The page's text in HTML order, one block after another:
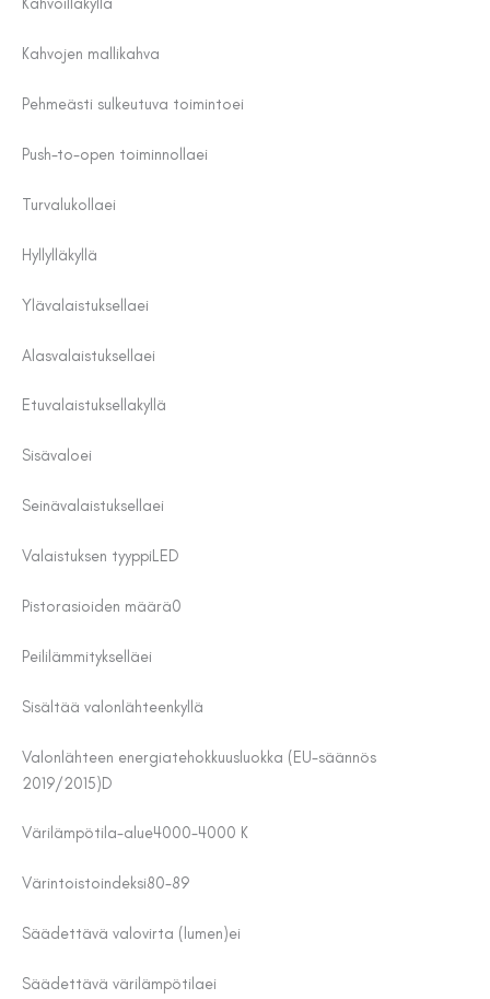
Kahvojen mallikahva
Pehmeästi sulkeutuva toimintoei
Push-to-open toiminnollaei
Turvalukollaei
Hyllylläkyllä
Ylävalaistuksellaei
Alasvalaistuksellaei
Etuvalaistuksellakyllä
Sisävaloei
Seinävalaistuksellaei
Valaistuksen tyyppiLED
Pistorasioiden määrä0
Peililämmitykselläei
Sisältää valonlähteenkyllä
Valonlähteen energiatehokkuusluokka (EU-säännös
2019/2015)D
Värilämpötila-alue4000-4000 K
Värintoistoindeksi80-89
Säädettävä valovirta (lumen)ei
Säädettävä värilämpötilaei